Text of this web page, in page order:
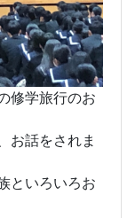
修学旅行のお